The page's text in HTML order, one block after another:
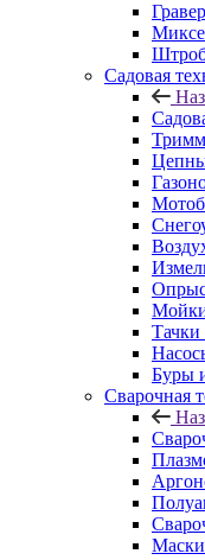
Садовая
Тачки
Буры
Сварочная